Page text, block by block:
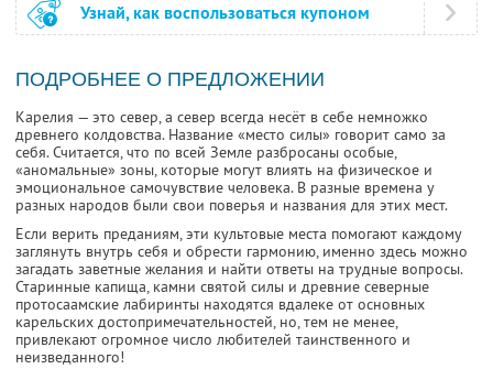
Узнай, как воспользоваться купоном
ПОДРОБНЕЕ О ПРЕДЛОЖЕНИИ
Карелия — это север, а север всегда несёт в себе немножко
древнего колдовства. Название «место силы» говорит само за
себя. Считается, что по всей Земле разбросаны особые,
«аномальные» зоны, которые могут влиять на физическое и
эмоциональное самочувствие человека. В разные времена у
разных народов были свои поверья и названия для этих мест.
Если верить преданиям, эти культовые места помогают каждому
заглянуть внутрь себя и обрести гармонию, именно здесь можно
загадать заветные желания и найти ответы на трудные вопросы.
Старинные капища, камни святой силы и древние северные
протосаамские лабиринты находятся вдалеке от основных
карельских достопримечательностей, но, тем не менее,
привлекают огромное число любителей таинственного и
неизведанного!